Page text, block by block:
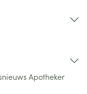
Apotheker